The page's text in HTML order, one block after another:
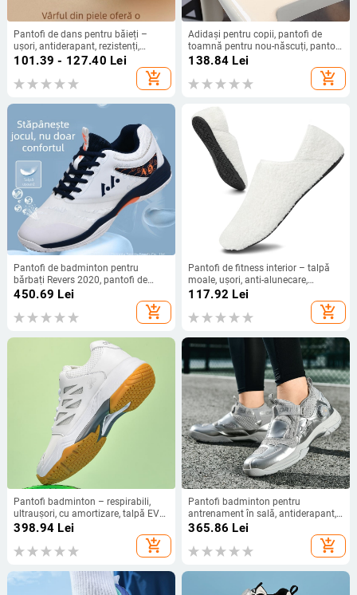
Pantofi de dans pentru băieți –
ușori, antiderapant, rezistenți,
respirabili; talpă MD; Brand Ballet
Girl; Model M; pentru antrenament
de dans, activități în grup,
101.39 - 127.40 Lei
add_shopping_cart
Adidași pentru copii, pantofi de
toamnă pentru nou-născuți, pantofi
pentru copii mici, pantofi sport
antiderapanți pentru băieți, pantofi
casual din piele pentru fete, stil
138.84 Lei
add_shopping_cart
Pantofi de badminton pentru
bărbați Revers 2020, pantofi de
antrenament, pantofi sport casual
pentru bărbați și femei, producători
en-gros
450.69 Lei
add_shopping_cart
Pantofi de fitness interior – talpă
moale, ușori, anti-alunecare,
rezistenți la uzură, talpă din
cauciuc, pentru yoga și dans
117.92 Lei
add_shopping_cart
Pantofi badminton – respirabili,
ultraușori, cu amortizare, talpă EVA,
talpă antiderapantă
398.94 Lei
add_shopping_cart
Pantofi badminton pentru
antrenament în sală, antiderapant,
interior respirabil din plasă, talpă
din cauciuc rezistentă, șiret frontal,
unisex
365.86 Lei
add_shopping_cart